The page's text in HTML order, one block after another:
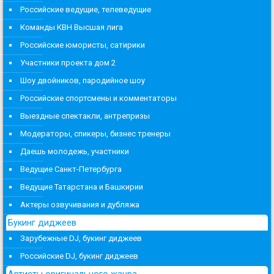
Российские ведущие, телеведущие
Команды КВН Высшая лига
Российские юмористы, сатирики
Участники проекта дом 2
Шоу двойников, пародийное шоу
Российские спортсмены и комментаторы
Выездные спектакли, антрепризы
Модераторы, спикеры, бизнес тренеры
Даешь молодежь, участники
Ведущие Санкт-Петербурга
Ведущие Татарстана и Башкирии
Актеры озвучивания и дубляжа
Букинг диджеев
Зарубежные DJ, букинг диджеев
Российские DJ, букинг диджеев